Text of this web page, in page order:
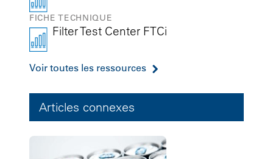
FICHE TECHNIQUE
Filter Test Center FTCi
Voir toutes les ressources
Articles connexes